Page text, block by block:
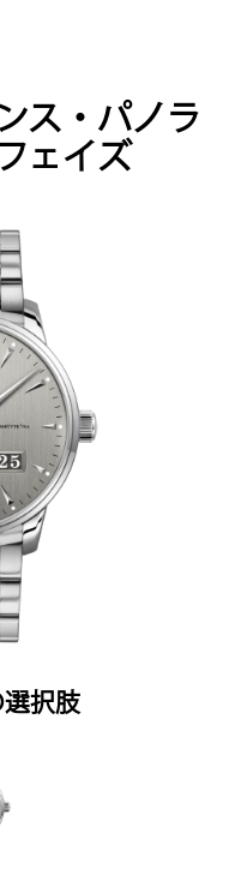
る
Deutsch
る
ス・パノラ
ェイズ
択肢